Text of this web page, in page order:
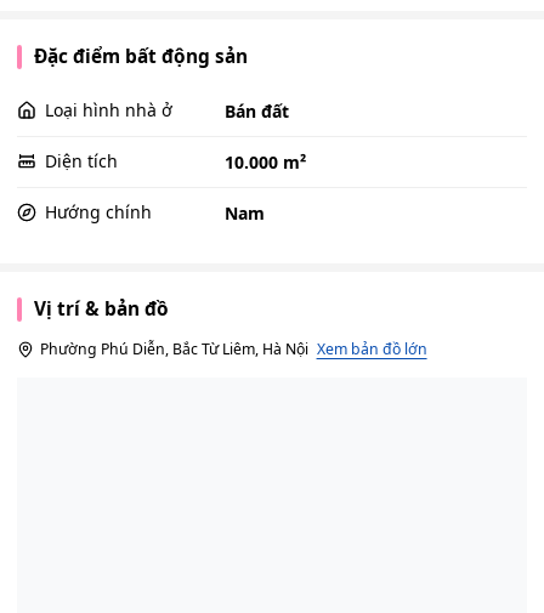
Đặc điểm bất động sản
Loại hình nhà ở Bán đất
Diện tích 10.000 m²
Hướng chính Nam
Vị trí & bản đồ
Phường Phú Diễn, Bắc Từ Liêm, Hà Nội Xem bản đồ lớn